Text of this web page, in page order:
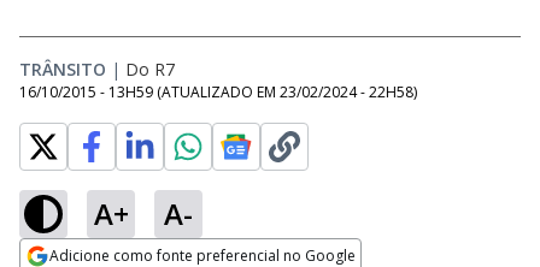
TRÂNSITO | Do R7
16/10/2015 - 13H59 (ATUALIZADO EM 23/02/2024 - 22H58)
A+ A-
Adicione como fonte preferencial no Google